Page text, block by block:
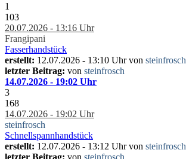
1
103
20.07.2026 - 13:16 Uhr
Frangipani
Fasserhandstück
erstellt: 12.07.2026 - 13:10 Uhr von steinfrosch
letzter Beitrag: von steinfrosch
14.07.2026 - 19:02 Uhr
3
168
14.07.2026 - 19:02 Uhr
steinfrosch
Schnellspannhandstück
erstellt: 12.07.2026 - 13:12 Uhr von steinfrosch